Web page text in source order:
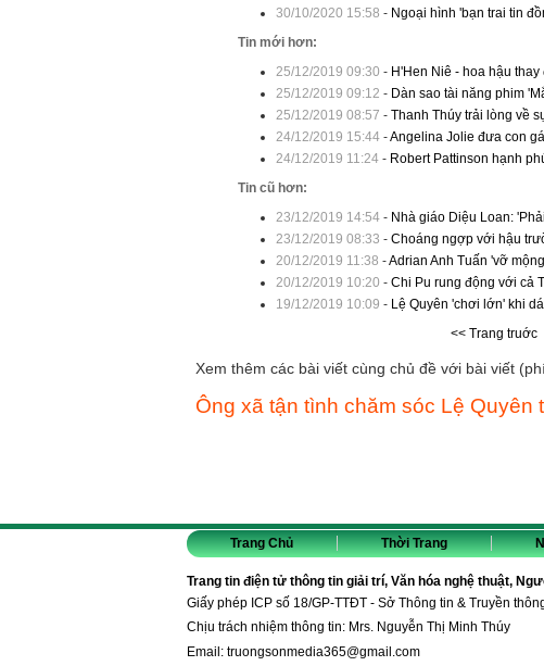
30/10/2020 15:58 - Ngoại hình 'bạn trai tin
Tin mới hơn:
25/12/2019 09:30 - H'Hen Niê - hoa hậu
25/12/2019 09:12 - Dàn sao tài năng phim
25/12/2019 08:57 - Thanh Thúy trải lòng về
24/12/2019 15:44-Angelina Jolie đưa con
24/12/2019 11:24- Robert Pattinson hạnh
Tin cũ hơn:
23/12/2019 14:54- Nhà giáo Diệu Loan:
23/12/2019 08:33 - Choáng ngợp với hậu
20/12/2019 11:38 -Adrian Anh Tuấn 'vỡ
20/12/2019 10:20 - Chi Pu rung động với cả
19/12/2019 10:09 - Lệ Quyên 'chơi lớn' khi
<< Trang truớc
Xem thêm các bài viết cùng chủ đề với bài viết
Ông xã tận tình chăm sóc Lệ Quyên
Trang Chủ Thời Trang
Trang tin điện tử thông tin giải trí, Văn hóa nghệ thuật,
Giấy phép ICP số 18/GP-TTĐT - Sở Thông tin & Truyền
Chịu trách nhiệm thông tin: Mrs. Nguyễn Thị Minh Thúy
Email: truongsonmedia365@gmail.com